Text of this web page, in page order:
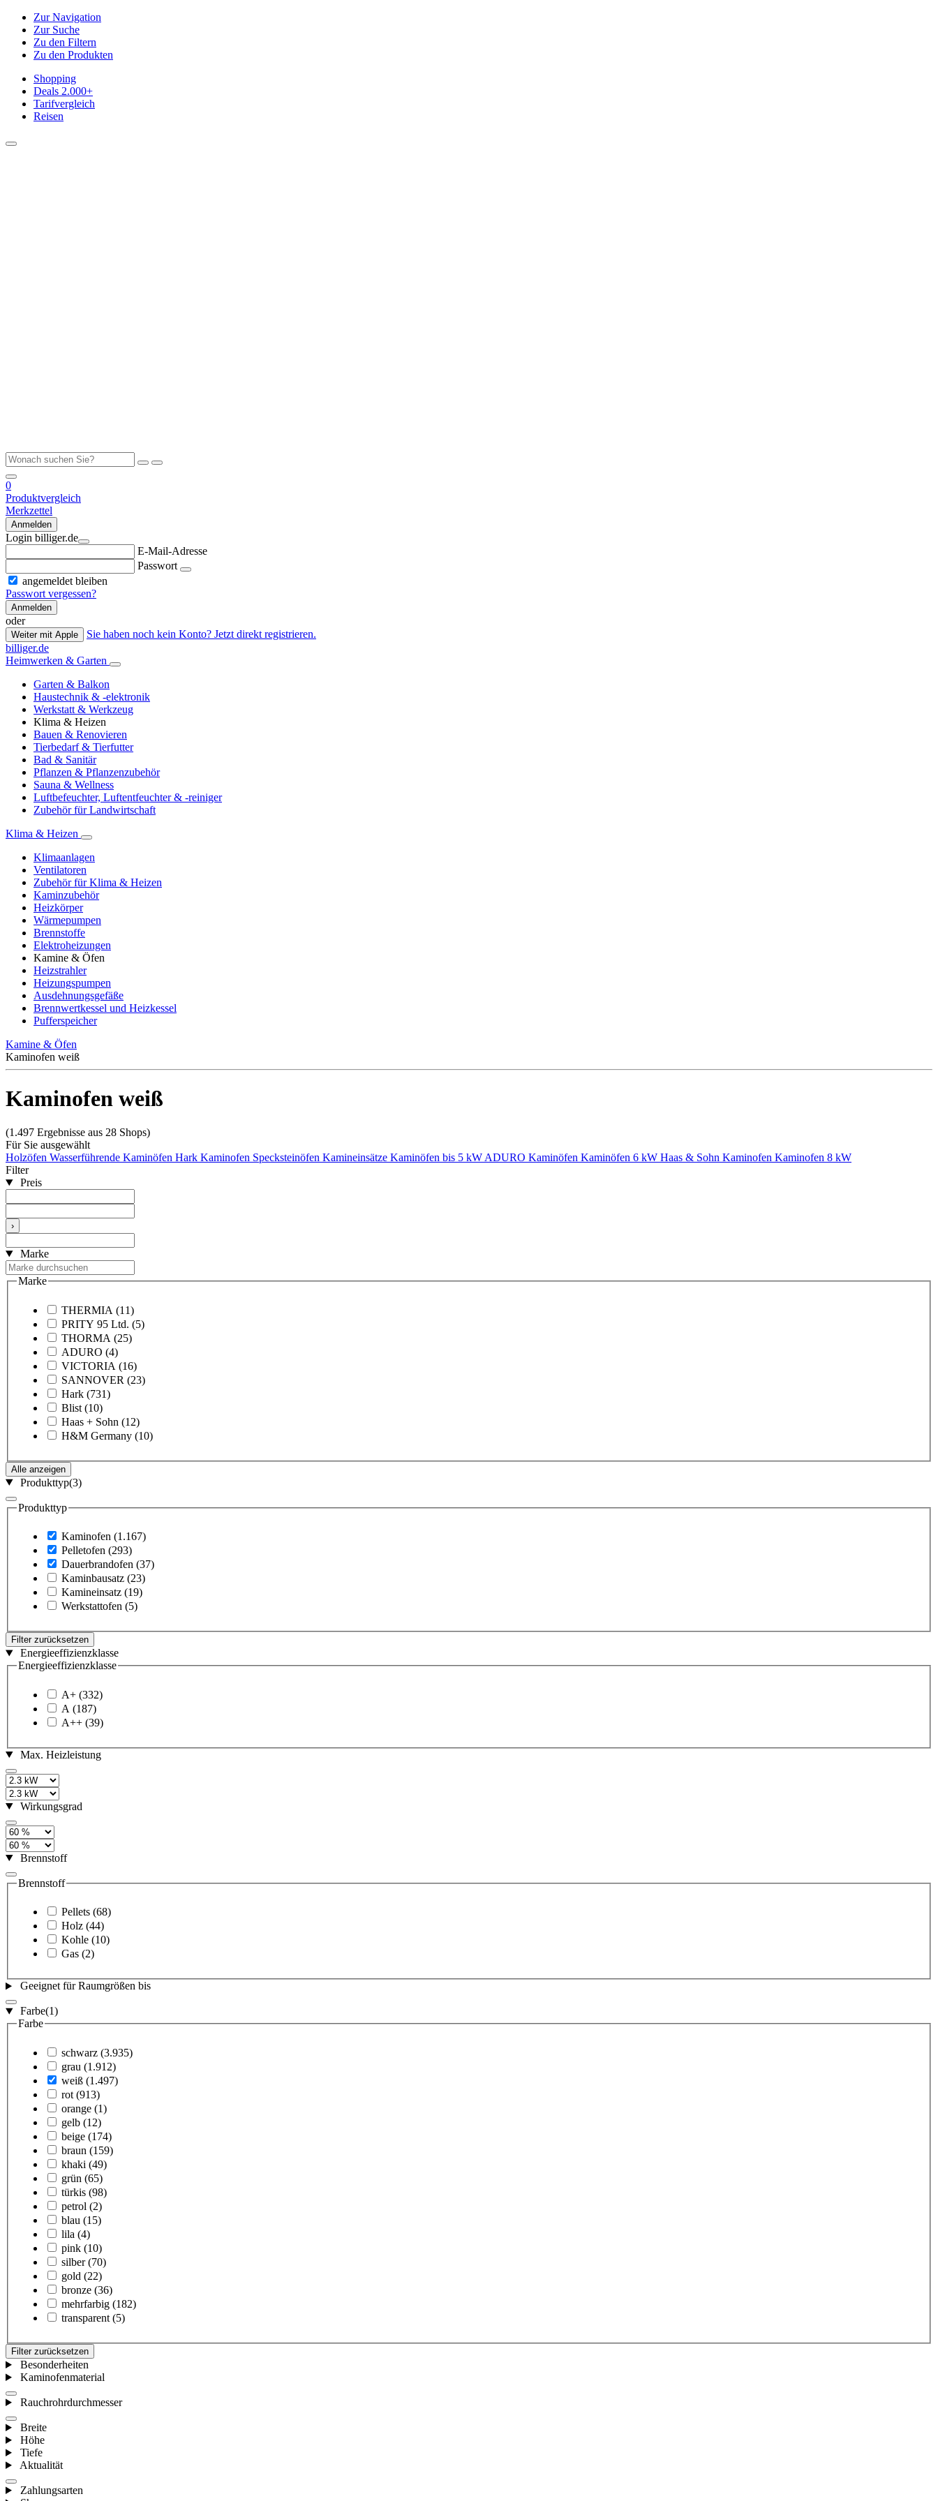
Zur Navigation
Zur Suche
Zu den Filtern
Zu den Produkten
Shopping
Deals 2.000+
Tarifvergleich
Reisen
0
Produktvergleich
Merkzettel
Anmelden
Login billiger.de
E-Mail-Adresse
Passwort
angemeldet bleiben
Passwort vergessen?
Anmelden
oder
Weiter mit Apple
Sie haben noch kein Konto? Jetzt direkt registrieren.
billiger.de
Heimwerken & Garten
Garten & Balkon
Haustechnik & -elektronik
Werkstatt & Werkzeug
Klima & Heizen
Bauen & Renovieren
Tierbedarf & Tierfutter
Bad & Sanitär
Pflanzen & Pflanzenzubehör
Sauna & Wellness
Luftbefeuchter, Luftentfeuchter & -reiniger
Zubehör für Landwirtschaft
Klima & Heizen
Klimaanlagen
Ventilatoren
Zubehör für Klima & Heizen
Kaminzubehör
Heizkörper
Wärmepumpen
Brennstoffe
Elektroheizungen
Kamine & Öfen
Heizstrahler
Heizungspumpen
Ausdehnungsgefäße
Brennwertkessel und Heizkessel
Pufferspeicher
Kamine & Öfen
Kaminofen weiß
Kaminofen weiß
(1.497 Ergebnisse aus 28 Shops)
Für Sie ausgewählt
Holzöfen Wasserführende Kaminöfen Hark Kaminofen Specksteinöfen Kamineinsätze Kaminöfen bis 5 kW ADURO Kaminöfen Kaminöfen 6 kW Haas & Sohn Kaminofen Kaminofen 8 kW
Filter
Preis
›
Marke
Marke
THERMIA (11)
PRITY 95 Ltd. (5)
THORMA (25)
ADURO (4)
VICTORIA (16)
SANNOVER (23)
Hark (731)
Blist (10)
Haas + Sohn (12)
H&M Germany (10)
Alle anzeigen
Produkttyp(3)
Produkttyp
Kaminofen (1.167)
Pelletofen (293)
Dauerbrandofen (37)
Kaminbausatz (23)
Kamineinsatz (19)
Werkstattofen (5)
Filter zurücksetzen
Energieeffizienzklasse
Energieeffizienzklasse
A+ (332)
A (187)
A++ (39)
Max. Heizleistung
Wirkungsgrad
Brennstoff
Brennstoff
Pellets (68)
Holz (44)
Kohle (10)
Gas (2)
Geeignet für Raumgrößen bis
Farbe(1)
Farbe
schwarz (3.935)
grau (1.912)
weiß (1.497)
rot (913)
orange (1)
gelb (12)
beige (174)
braun (159)
khaki (49)
grün (65)
türkis (98)
petrol (2)
blau (15)
lila (4)
pink (10)
silber (70)
gold (22)
bronze (36)
mehrfarbig (182)
transparent (5)
Filter zurücksetzen
Besonderheiten
Kaminofenmaterial
Rauchrohrdurchmesser
Breite
Höhe
Tiefe
Aktualität
Zahlungsarten